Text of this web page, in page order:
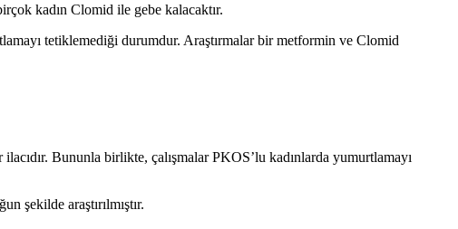
kadın Clomid ile gebe kalacaktır.
tetiklemediği durumdur. Araştırmalar bir metformin ve Clomid
Bununla birlikte, çalışmalar PKOS’lu kadınlarda yumurtlamayı
şekilde araştırılmıştır.